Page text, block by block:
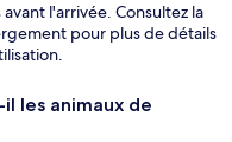
l'arrivée. Consultez la
pour plus de détails
les animaux de